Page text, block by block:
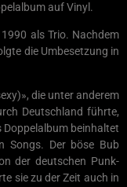
auf Vinyl.
als Trio. Nachdem
die Umbesetzung in
die unter anderem
Deutschland führte,
Doppelalbum beinhaltet
Songs. Der böse Bub
der deutschen Punk-
sie zu der Zeit auch in